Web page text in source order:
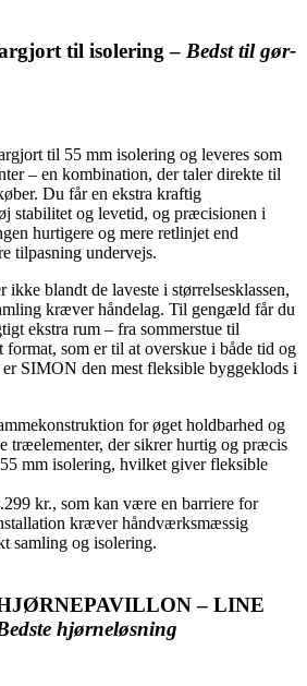
til isolering – Bedst til gør-
til 55 mm isolering og leveres som
– en kombination, der taler direkte til
Du får en ekstra kraftig
stabilitet og levetid, og præcisionen i
hurtigere og mere retlinjet end
tilpasning undervejs.
ikke blandt de laveste i størrelsesklassen,
kræver håndelag. Til gengæld får du
ekstra rum – fra sommerstue til
som er til at overskue i både tid og
SIMON den mest fleksible byggeklods i
for øget holdbarhed og
træelementer, der sikrer hurtig og præcis
mm isolering, hvilket giver fleksible
kr., som kan være en barriere for
kræver håndværksmæssig
samling og isolering.
HJØRNEPAVILLON – LINE
hjørneløsning